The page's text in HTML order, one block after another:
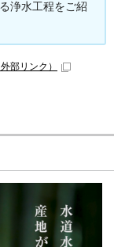
浄水工程をご紹
外部リンク）